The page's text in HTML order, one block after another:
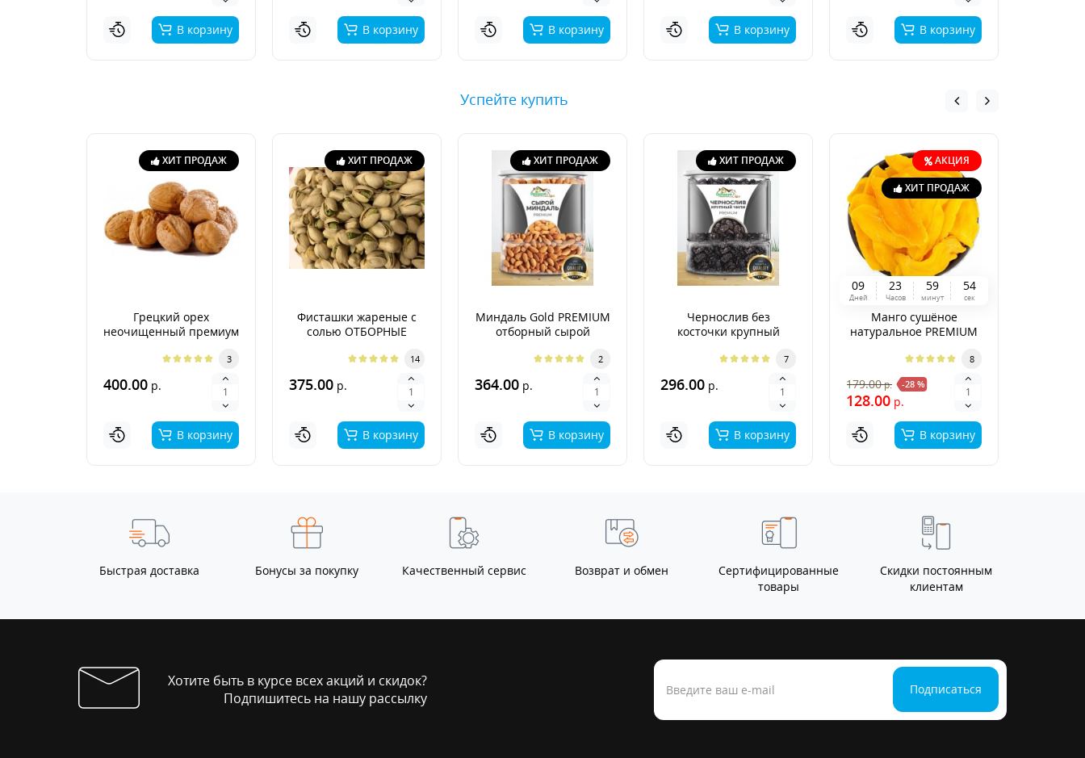
В корзину В корзину В корзину В корзину В корзину
Успейте купить
ХИТ ПРОДАЖ
Грецкий орех
неочищенный премиум
3
400.00 р.
В корзину
ХИТ ПРОДАЖ
Фисташки жареные с
солью ОТБОРНЫЕ
14
375.00 р.
В корзину
ХИТ ПРОДАЖ
Миндаль Gold PREMIUM
отборный сырой
2
364.00 р.
В корзину
ХИТ ПРОДАЖ
Чернослив без
косточки крупный
7
296.00 р.
В корзину
АКЦИЯ
ХИТ ПРОДАЖ
09
Дней
23
Часов
59
минут
53
сек
Манго сушёное
натуральное PREMIUM
8
179.00р. -28 %
128.00 р.
В корзину
Быстрая доставка Бонусы за покупку Качественный сервис Возврат и обмен
Сертифицированные
товары
Скидки постоянным
клиентам
Хотите быть в курсе всех акций и скидок?
Подпишитесь на нашу рассылку
Подписаться